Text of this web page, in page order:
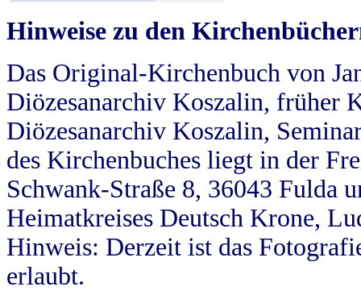
Hinweise zu den
Das Original-Kirchenbuch von
Diözesanarchiv Koszalin, früher
Diözesanarchiv Koszalin,
des Kirchenbuches liegt in der
Schwank-Straße 8, 36043 Fulda
Heimatkreises Deutsch Krone,
Hinweis: Derzeit ist das
erlaubt.